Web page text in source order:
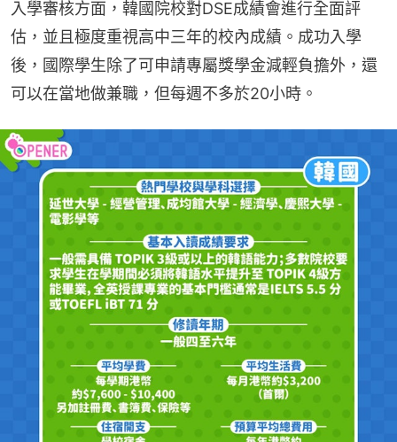
入學審核方面，韓國院校對DSE成績會進行全面評
估，並且極度重視高中三年的校內成績。成功入學
後，國際學生除了可申請專屬獎學金減輕負擔外，還
可以在當地做兼職，但每週不多於20小時。